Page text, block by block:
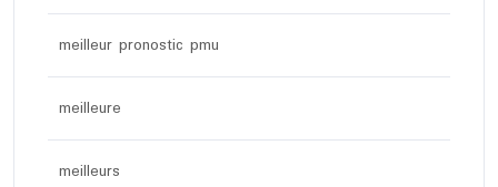
meilleur pronostic pmu
meilleure
meilleurs